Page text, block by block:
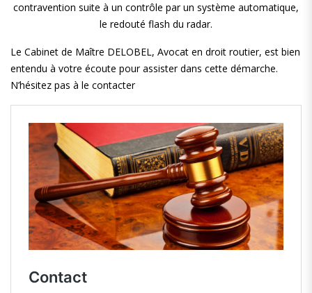
contravention suite à un contrôle par un système automatique,
le redouté flash du radar.
Le Cabinet de Maître DELOBEL, Avocat en droit routier, est bien
entendu à votre écoute pour assister dans cette démarche.
N’hésitez pas à le contacter